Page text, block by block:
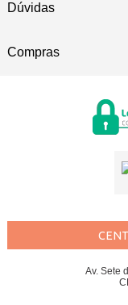
Dúvidas
Compras
Av. Sete